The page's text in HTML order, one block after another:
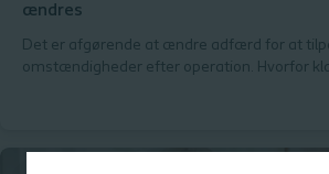
ændres
Det er afgørende at ændre adfærd for at
omstændigheder efter operation. Hvorfor
inspiration i denne artikel.